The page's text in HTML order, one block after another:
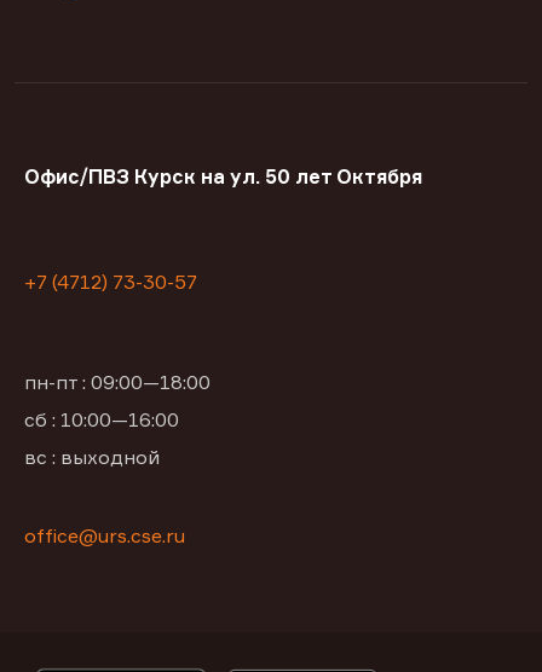
Офис/ПВЗ Курск на ул. 50 лет Октября
+7 (4712) 73-30-57
пн-пт : 09:00—18:00
сб : 10:00—16:00
вс : выходной
office@urs.cse.ru